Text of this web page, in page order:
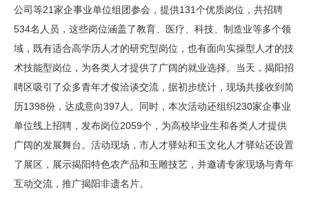
公司等21家企事业单位组团参会，提供131个优质岗位，共招聘
534名人员，这些岗位涵盖了教育、医疗、科技、制造业等多个领
域，既有适合高学历人才的研究型岗位，也有面向实操型人才的技
术技能型岗位，为各类人才提供了广阔的就业选择。当天，揭阳招
聘区吸引了众多青年才俊洽谈交流，据初步统计，现场共接收到简
历1398份，达成意向397人。同时，本次活动还组织230家企事业
单位线上招聘，发布岗位2059个，为高校毕业生和各类人才提供
广阔的发展舞台。活动现场，市人才驿站和玉文化人才驿站还设置
了展区，展示揭阳特色农产品和玉雕技艺，并邀请专家现场与青年
互动交流，推广揭阳非遗名片。